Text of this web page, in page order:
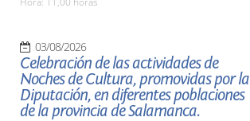
03/08/2026
Celebración de las actividades de
Noches de Cultura, promovidas por la
Diputación, en diferentes poblaciones
de la provincia de Salamanca.